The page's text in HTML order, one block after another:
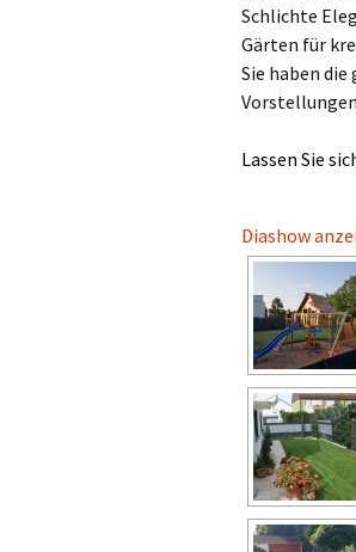
Schlichte
Gärten für
Sie haben
Lassen Sie
Diashow